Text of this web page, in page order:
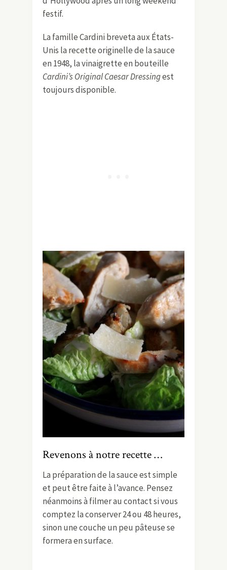
festif.
La famille Cardini breveta aux États-
Unis la recette originelle de la sauce
en 1948, la vinaigrette en bouteille
Cardini’s Original Caesar Dressingest
toujours disponible.
Revenons à notre recette …
La préparation de la sauce est simple
et peut être faite à l’avance. Pensez
néanmoins à filmer au contact si vous
comptez la conserver 24 ou 48 heures,
sinon une couche un peu pâteuse se
formera en surface.